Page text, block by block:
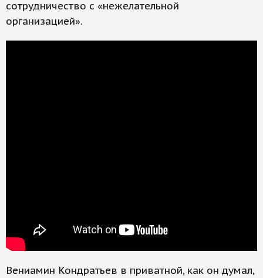
сотрудничество с «нежелательной
организацией».
Вениамин Кондратьев в приватной, как он думал,